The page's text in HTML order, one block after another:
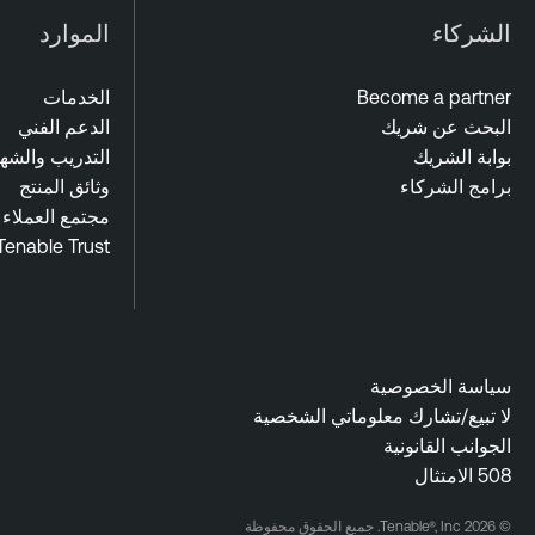
u
e
الشركاء
Become a partner
البحث عن شريك
بوابة الشريك
برامج الشركاء
الموارد
الخدمات
الدعم الفني
التدريب
وثائق المنتج
مجتمع العملاء
Trust
سياسة الخصوصية
لا تبيع/تشارك معلوماتي الشخصية
الجوانب القانونية
508 الامتثال
© 2026 Tenable®, Inc. جميع الحقوق محفوظة